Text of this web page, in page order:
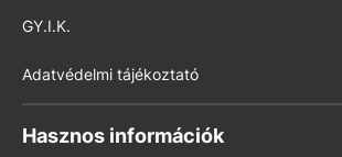
GY.I.K.
Adatvédelmi tájékoztató
Hasznos információk